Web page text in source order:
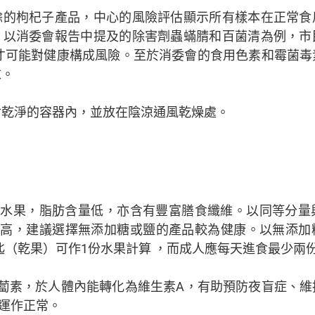
枸杞子產品，中心的風險評估顯示所有樣本在正常
消委會報告中提及的除害劑蟲蟎腈和百菌清為例，
能對健康構成風險。至於消委會的食用色素和霉菌
淨的容器內，並放在陰涼通風乾燥處。
果，脂肪含量低，亦含有豐富膳食纖維。以同等分
，建議選擇無添加糖或鹽的產品較為健康。以無添
（乾果）可作1份水果計算 ，而成人應每天進食最少兩
素，於人體內能轉化為維生素A，有助預防夜盲症、
作正常。